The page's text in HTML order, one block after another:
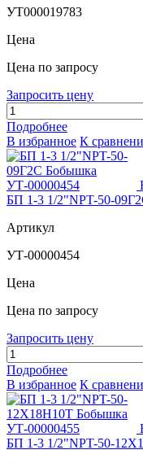
УТ000019783
Цена
Цена по запросу
Запросить цену
Подробнее
В избранное К
БП 1-3 1/2"NPT-50-
Артикул
УТ-00000454
Цена
Цена по запросу
Запросить цену
Подробнее
В избранное К
БП 1-3 1/2"NPT-50-